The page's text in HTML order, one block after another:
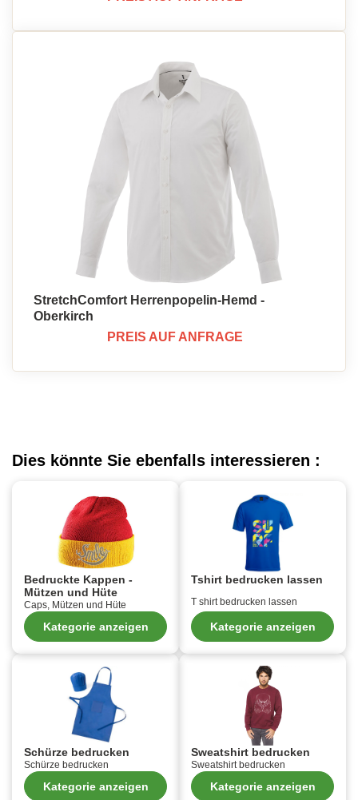
StretchComfort Herrenpopelin-Hemd -
Oberkirch
PREIS AUF ANFRAGE
Dies könnte Sie ebenfalls interessieren :
Bedruckte Kappen -
Mützen und Hüte
Caps, Mützen und Hüte
Kategorie anzeigen
Tshirt bedrucken lassen
T shirt bedrucken lassen
Kategorie anzeigen
Schürze bedrucken
Schürze bedrucken
Kategorie anzeigen
Sweatshirt bedrucken
Sweatshirt bedrucken
Kategorie anzeigen